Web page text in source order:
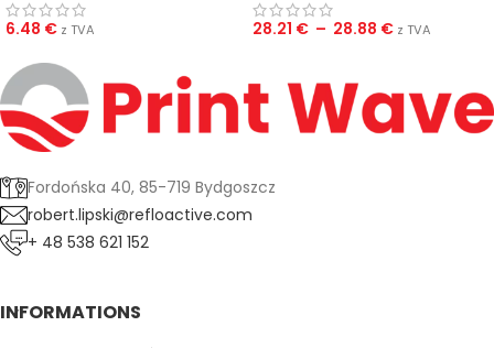
6.48 € z TVA 28.21 € – 28.88 € z TVA
Fordońska 40, 85-719 Bydgoszcz
robert.lipski@refloactive.com
+ 48 538 621 152
INFORMATIONS